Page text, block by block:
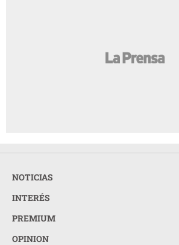
NOTICIAS
INTERÉS
PREMIUM
OPINION